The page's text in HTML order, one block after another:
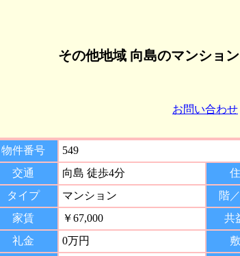
その他地域 向島のマンショ
お問い合わせ
物件番号
549
交通
向島 徒歩4分
タイプ
マンション 階
家賃
￥67,000 共
礼金
0万円